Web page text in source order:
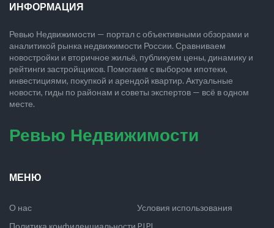
ИНФОРМАЦИЯ
Ревью Недвижимости — портал с объективными обзорами и
аналитикой рынка недвижимости России. Сравниваем
новостройки и вторичное жильё, публикуем цены, динамику и
рейтинги застройщиков. Помогаем с выбором ипотеки,
инвестициями, покупкой и арендой квартир. Актуальные
новости, гиды по районам и советы экспертов — всё в одном
месте.
Ревью Недвижимости
МЕНЮ
О нас
Условия использования